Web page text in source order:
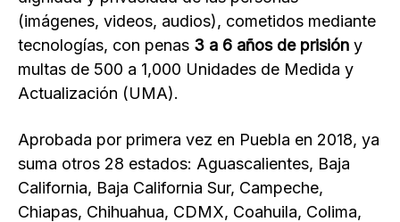
(imágenes, videos, audios), cometidos mediante
tecnologías, con penas 3 a 6 años de prisión y
multas de 500 a 1,000 Unidades de Medida y
Actualización (UMA).
Aprobada por primera vez en Puebla en 2018, ya
suma otros 28 estados: Aguascalientes, Baja
California, Baja California Sur, Campeche,
Chiapas, Chihuahua, CDMX, Coahuila, Colima,